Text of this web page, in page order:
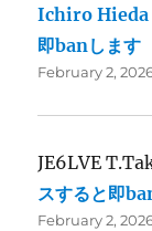
Ichiro Hieda
即banします
February 2,
JE6LVE
スすると即
February 2,